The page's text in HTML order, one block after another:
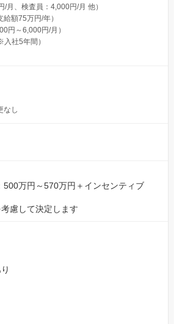
、検査員：4,000円/月 他）
額75万円/年）
円～6,000円/月）
社5年間）
なし
500万円～570万円＋インセンティブ
慮して決定します